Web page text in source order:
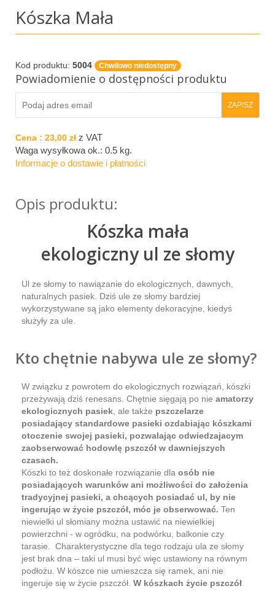
Kószka Mała
Kod produktu: 5004 Chwilowo niedostępny
Powiadomienie o dostępności produktu
Cena : 23,00 zł z VAT
Waga wysyłkowa ok.: 0.5 kg.
Informacje o dostawie i płatności
Opis produktu:
Kószka mała
ekologiczny ul ze słomy
Ul ze słomy to nawiązanie do ekologicznych, dawnych,
naturalnych pasiek. Dziś ule ze słomy bardziej
wykorzystywane są jako elementy dekoracyjne, kiedyś
służyły za ule.
Kto chętnie nabywa ule ze słomy?
W związku z powrotem do ekologicznych rozwiązań, kószki
przeżywają dziś renesans. Chętnie sięgają po nie amatorzy
ekologicznych pasiek, ale także pszczelarze
posiadający standardowe pasieki ozdabiając kószkami
otoczenie swojej pasieki, pozwalając odwiedzajacym
zaobserwować hodowlę pszczół w dawniejszych
czasach.
Kószki to też doskonałe rozwiązanie dla osób nie
posiadających warunków ani możliwości do założenia
tradycyjnej pasieki, a chcących posiadać ul, by nie
ingerując w życie pszczół, móc je obserwować. Ten
niewielki ul słomiany można ustawić na niewielkiej
powierzchni - w ogródku, na podwórku, balkonie czy
tarasie. Charakterystyczne dla tego rodzaju ula ze słomy
jest brak dna – taki ul musi być więc ustawiony na równym
podłożu. W kószce nie umieszcza się ramek, ani nie
ingeruje się w życie pszczół. W kószkach życie pszczół